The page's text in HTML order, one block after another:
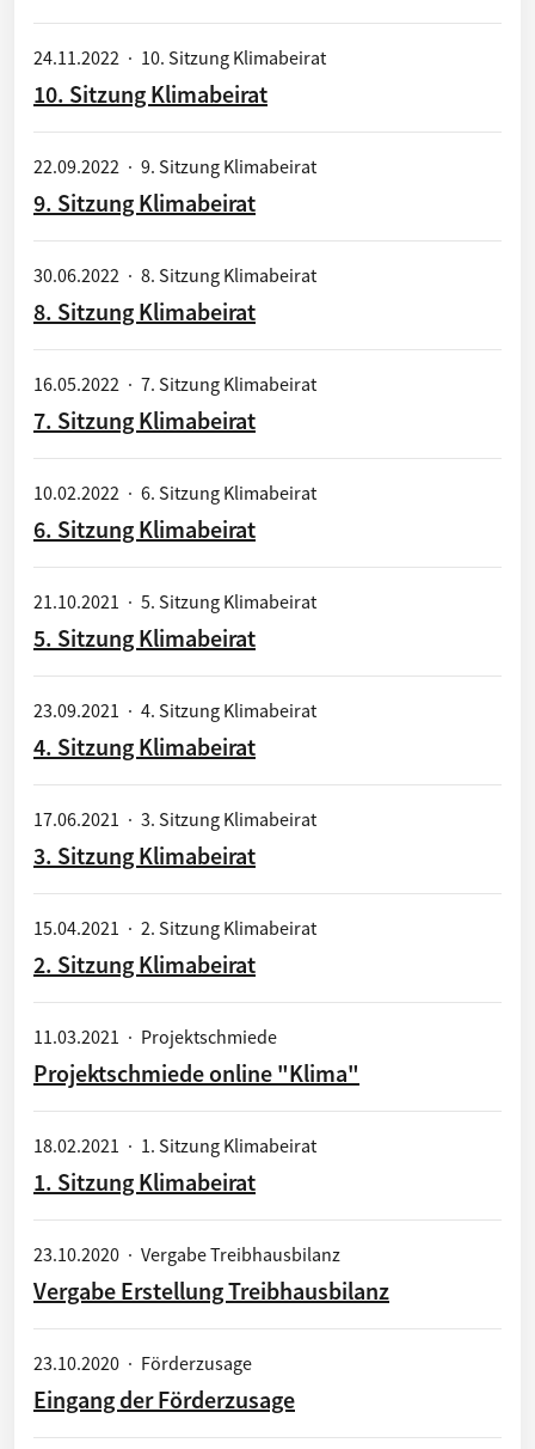
24.11.2022 · 10. Sitzung Klimabeirat
10. Sitzung Klimabeirat
22.09.2022 · 9. Sitzung Klimabeirat
9. Sitzung Klimabeirat
30.06.2022 · 8. Sitzung Klimabeirat
8. Sitzung Klimabeirat
16.05.2022 · 7. Sitzung Klimabeirat
7. Sitzung Klimabeirat
10.02.2022 · 6. Sitzung Klimabeirat
6. Sitzung Klimabeirat
21.10.2021 · 5. Sitzung Klimabeirat
5. Sitzung Klimabeirat
23.09.2021 · 4. Sitzung Klimabeirat
4. Sitzung Klimabeirat
17.06.2021 · 3. Sitzung Klimabeirat
3. Sitzung Klimabeirat
15.04.2021 · 2. Sitzung Klimabeirat
2. Sitzung Klimabeirat
11.03.2021 · Projektschmiede
Projektschmiede online "Klima"
18.02.2021 · 1. Sitzung Klimabeirat
1. Sitzung Klimabeirat
23.10.2020 · Vergabe Treibhausbilanz
Vergabe Erstellung Treibhausbilanz
23.10.2020 · Förderzusage
Eingang der Förderzusage